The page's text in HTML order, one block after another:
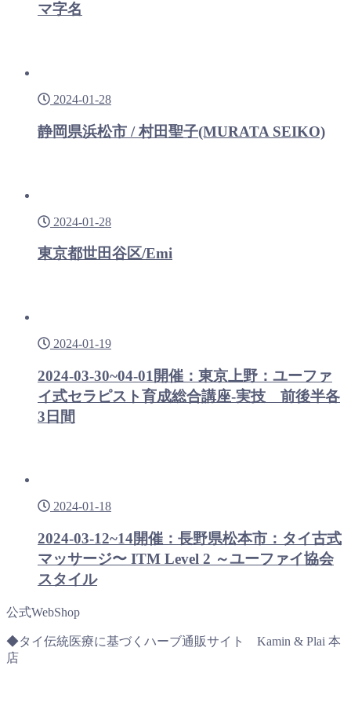
マ字名
2024-01-28
静岡県浜松市 / 村田聖子(MURATA SEIKO)
2024-01-28
東京都世田谷区/Emi
2024-01-19
2024-03-30~04-01開催：東京上野：ユーファ
イ式セラピスト育成総合講座-実技 前後半各
3日間
2024-01-18
2024-03-12~14開催：長野県松本市：タイ古式
マッサージ〜 ITM Level 2 ～ユーファイ協会
スタイル
公式WebShop
◆タイ伝統医療に基づくハーブ通販サイト Kamin & Plai 本
店